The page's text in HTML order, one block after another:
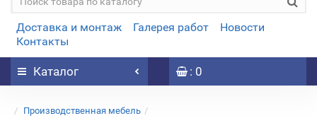
Доставка и монтаж Галерея работ
Новости
Контакты
Каталог : 0
Производственная мебель